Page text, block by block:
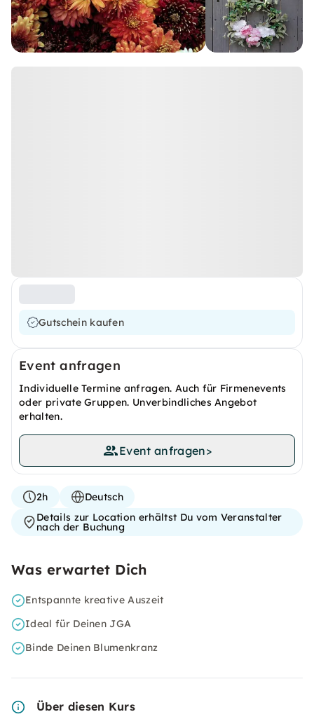
Gutschein kaufen
Event anfragen
Individuelle Termine anfragen. Auch für Firmenevents
oder private Gruppen. Unverbindliches Angebot
erhalten.
Event anfragen>
2h
Deutsch
Details zur Location erhältst Du vom Veranstalter
nach der Buchung
Was erwartet Dich
Entspannte kreative Auszeit
Ideal für Deinen JGA
Binde Deinen Blumenkranz
Über diesen Kurs